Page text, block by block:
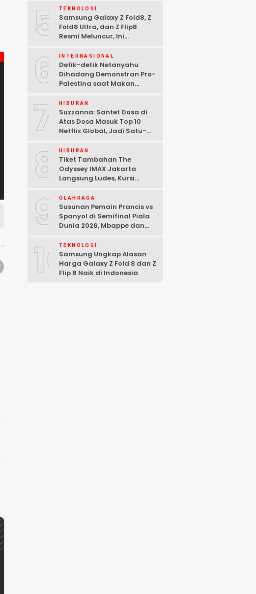
Tersangka Ditangkap
5 TEKNOLOGI
Samsung Galaxy Z Fold8, Z
Fold8 Ultra, dan Z Flip8
Resmi Meluncur, Ini
6 INTERNASIONAL
Detik-detik Netanyahu
Dihadang Demonstran Pro-
Palestina saat Makan
7 HIBURAN
Suzzanna: Santet Dosa di
Atas Dosa Masuk Top 10
Netflix Global, Jadi Satu-
8 HIBURAN
Tiket Tambahan The
Odyssey IMAX Jakarta
Langsung Ludes, Kursi
9 OLAHRAGA
Susunan Pemain Prancis vs
Spanyol di Semifinal Piala
Dunia 2026, Mbappe dan
10TEKNOLOGI
Samsung Ungkap Alasan
Harga Galaxy Z Fold 8 dan Z
Flip 8 Naik di Indonesia